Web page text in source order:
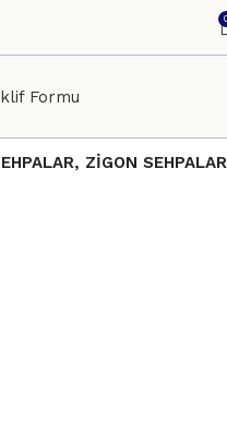
Formu
ZİGON SEHPALAR